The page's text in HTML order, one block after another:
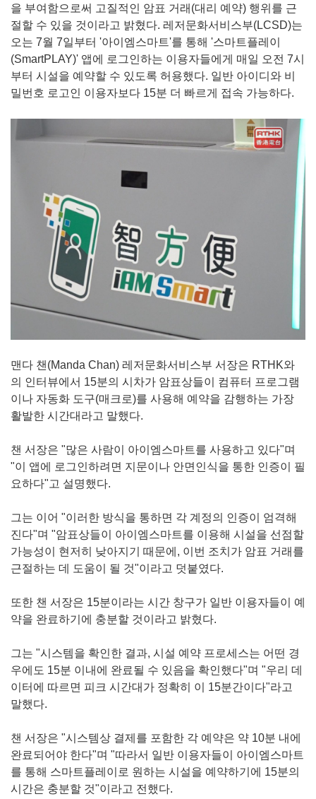
을 부여함으로써 고질적인 암표 거래(대리 예약) 행위를 근
절할 수 있을 것이라고 밝혔다. 레저문화서비스부(LCSD)는
오는 7월 7일부터 '아이엠스마트'를 통해 '스마트플레이
(SmartPLAY)' 앱에 로그인하는 이용자들에게 매일 오전 7시
부터 시설을 예약할 수 있도록 허용했다. 일반 아이디와 비
밀번호 로고인 이용자보다 15분 더 빠르게 접속 가능하다.
맨다 챈(Manda Chan) 레저문화서비스부 서장은 RTHK와
의 인터뷰에서 15분의 시차가 암표상들이 컴퓨터 프로그램
이나 자동화 도구(매크로)를 사용해 예약을 감행하는 가장
활발한 시간대라고 말했다.
챈 서장은 "많은 사람이 아이엠스마트를 사용하고 있다"며
"이 앱에 로그인하려면 지문이나 안면인식을 통한 인증이 필
요하다"고 설명했다.
그는 이어 "이러한 방식을 통하면 각 계정의 인증이 엄격해
진다"며 "암표상들이 아이엠스마트를 이용해 시설을 선점할
가능성이 현저히 낮아지기 때문에, 이번 조치가 암표 거래를
근절하는 데 도움이 될 것"이라고 덧붙였다.
또한 챈 서장은 15분이라는 시간 창구가 일반 이용자들이 예
약을 완료하기에 충분할 것이라고 밝혔다.
그는 "시스템을 확인한 결과, 시설 예약 프로세스는 어떤 경
우에도 15분 이내에 완료될 수 있음을 확인했다"며 "우리 데
이터에 따르면 피크 시간대가 정확히 이 15분간이다"라고
말했다.
챈 서장은 "시스템상 결제를 포함한 각 예약은 약 10분 내에
완료되어야 한다"며 "따라서 일반 이용자들이 아이엠스마트
를 통해 스마트플레이로 원하는 시설을 예약하기에 15분의
시간은 충분할 것"이라고 전했다.